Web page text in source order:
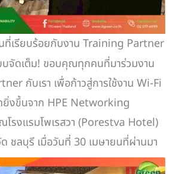
ที่เรียบร้อยกับงาน Training Partner
บจัดเต็ม! ขอบคุณทุกคนที่มาร่วมงาน
กับเรา เพื่อก้าวสู่การใช้งาน Wi-Fi
ยิ่งขึ้นจาก HPE Networking
รงแรมโพเรสวา (Porestva Hotel)
ชลบุรี เมื่อวันที่ 30 เมษายนที่ผ่านมา